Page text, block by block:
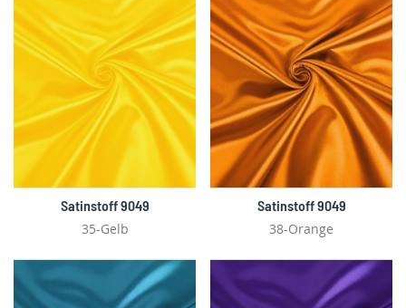
Satinstoff 9049
35-Gelb
Satinstoff 9049
38-Orange